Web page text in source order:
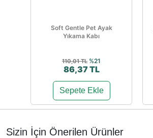
Soft Gentle Pet Ayak
Yıkama Kabı
110,01 TL %21
86,37 TL
Sepete Ekle
Sizin İçin Önerilen Ürünler